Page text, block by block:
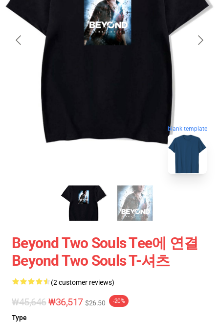
blank template
Beyond Two Souls Tee에 연결
Beyond Two Souls T-셔츠
(2 customer reviews)
₩45,646₩36,517 $26.50 -20%
Type